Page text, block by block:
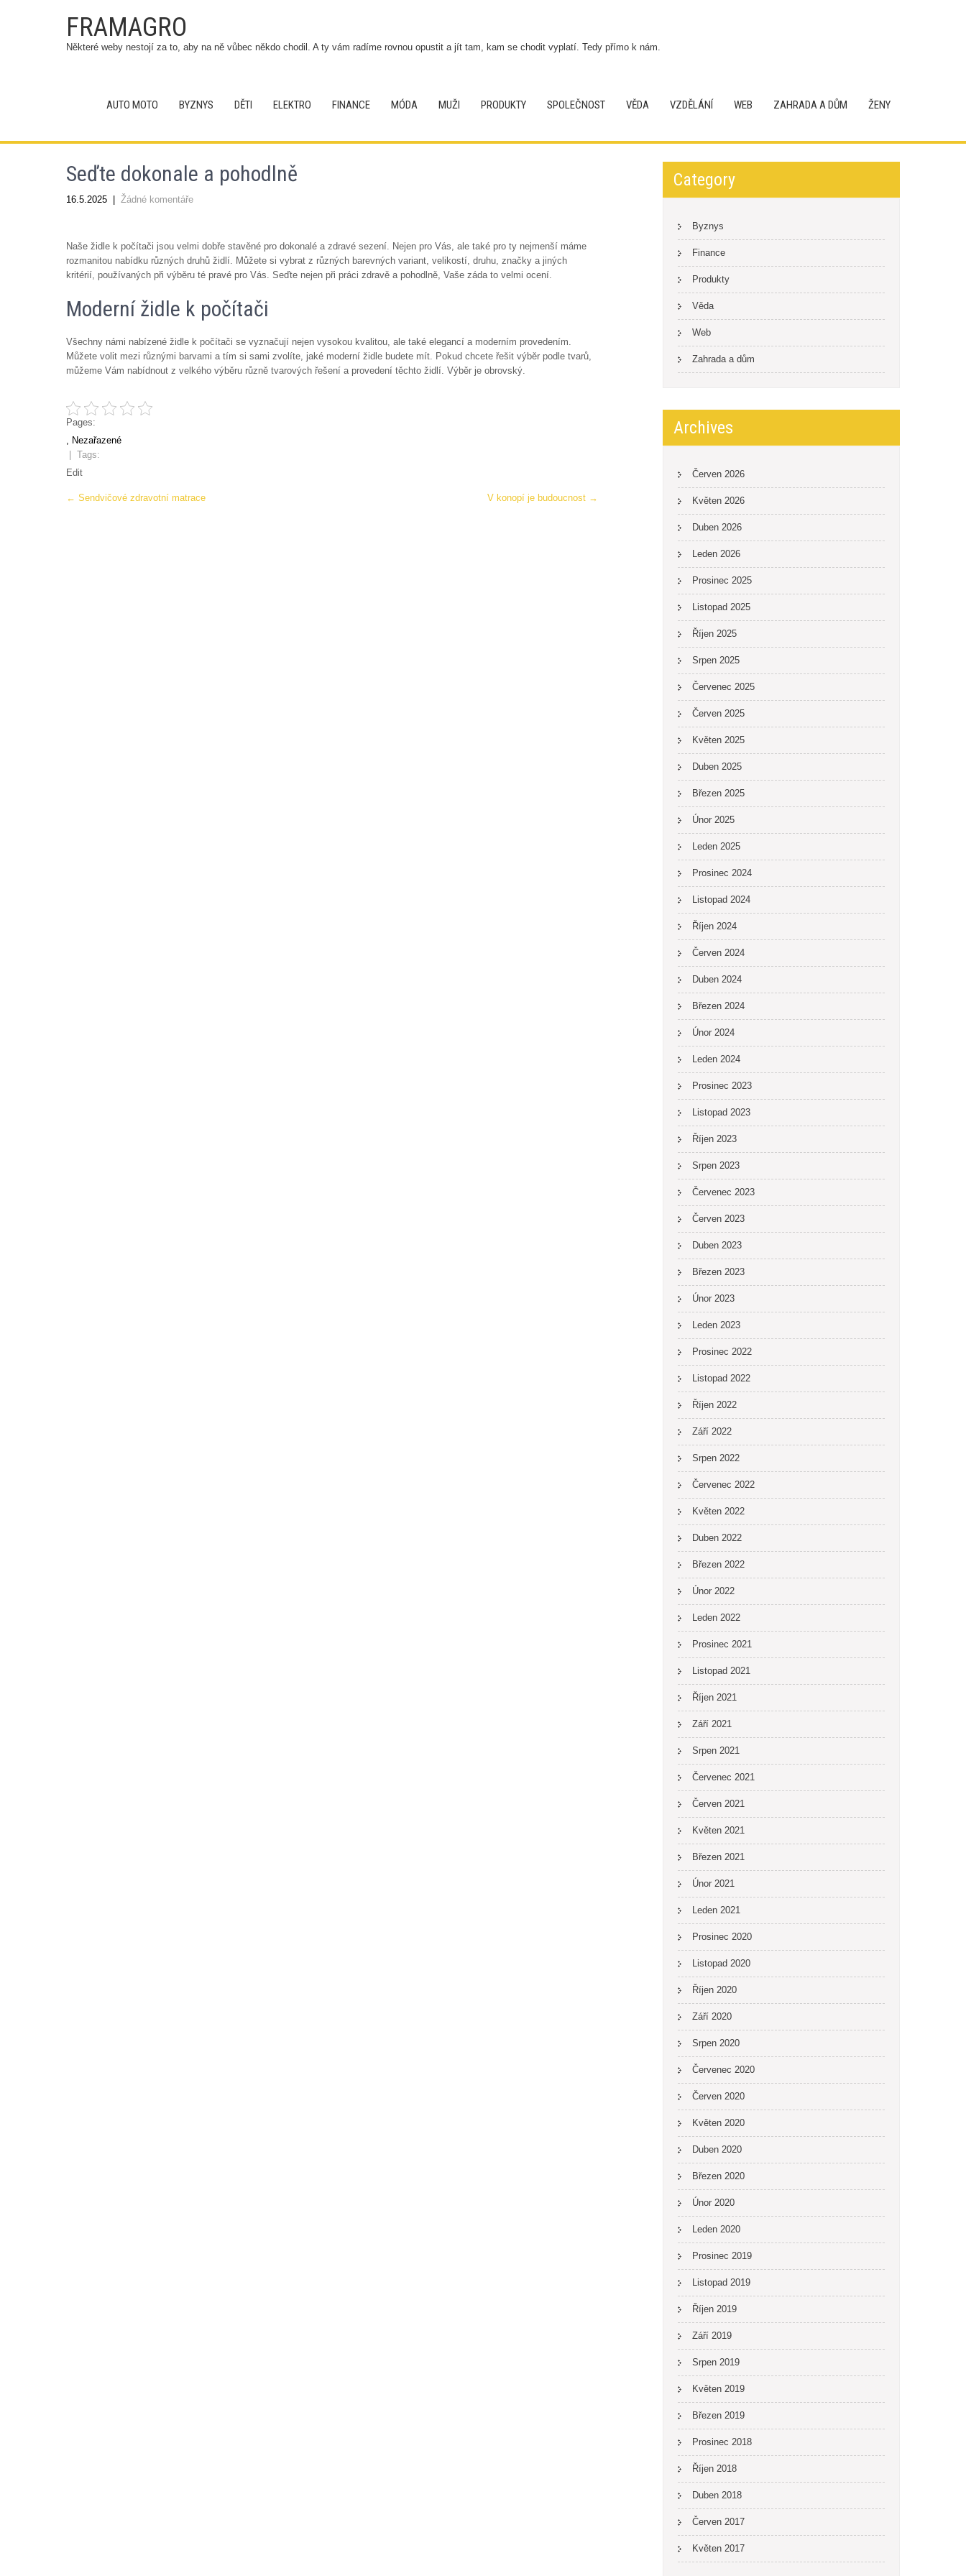
FRAMAGRO
Některé weby nestojí za to, aby na ně vůbec někdo chodil. A ty vám radíme rovnou opustit a jít tam, kam se chodit vyplatí. Tedy přímo k nám.
AUTO MOTO BYZNYS DĚTI ELEKTRO FINANCE MÓDA MUŽI PRODUKTY SPOLEČNOST VĚDA VZDĚLÁNÍ WEB ZAHRADA A DŮM ŽENY
Seďte dokonale a pohodlně
16.5.2025 Žádné komentáře
Naše židle k počítači jsou velmi dobře stavěné pro dokonalé a zdravé sezení. Nejen pro Vás, ale také pro ty nejmenší máme
rozmanitou nabídku různých druhů židlí. Můžete si vybrat z různých barevných variant, velikostí, druhu, značky a jiných
kritérií, používaných při výběru té pravé pro Vás. Seďte nejen při práci zdravě a pohodlně, Vaše záda to velmi ocení.
Moderní židle k počítači
Všechny námi nabízené židle k počítači se vyznačují nejen vysokou kvalitou, ale také elegancí a moderním provedením.
Můžete volit mezi různými barvami a tím si sami zvolíte, jaké moderní židle budete mít. Pokud chcete řešit výběr podle tvarů,
můžeme Vám nabídnout z velkého výběru různě tvarových řešení a provedení těchto židlí. Výběr je obrovský.
Pages:
, Nezařazené
| Tags:
Edit
Post
← Sendvičové zdravotní matrace V konopí je budoucnost →
Category
Byznys
Finance
Produkty
Věda
Web
Zahrada a dům
Archives
Červen 2026
Květen 2026
Duben 2026
Leden 2026
Prosinec 2025
Listopad 2025
Říjen 2025
Srpen 2025
Červenec 2025
Červen 2025
Květen 2025
Duben 2025
Březen 2025
Únor 2025
Leden 2025
Prosinec 2024
Listopad 2024
Říjen 2024
Červen 2024
Duben 2024
Březen 2024
Únor 2024
Leden 2024
Prosinec 2023
Listopad 2023
Říjen 2023
Srpen 2023
Červenec 2023
Červen 2023
Duben 2023
Březen 2023
Únor 2023
Leden 2023
Prosinec 2022
Listopad 2022
Říjen 2022
Září 2022
Srpen 2022
Červenec 2022
Květen 2022
Duben 2022
Březen 2022
Únor 2022
Leden 2022
Prosinec 2021
Listopad 2021
Říjen 2021
Září 2021
Srpen 2021
Červenec 2021
Červen 2021
Květen 2021
Březen 2021
Únor 2021
Leden 2021
Prosinec 2020
Listopad 2020
Říjen 2020
Září 2020
Srpen 2020
Červenec 2020
Červen 2020
Květen 2020
Duben 2020
Březen 2020
Únor 2020
Leden 2020
Prosinec 2019
Listopad 2019
Říjen 2019
Září 2019
Srpen 2019
Květen 2019
Březen 2019
Prosinec 2018
Říjen 2018
Duben 2018
Červen 2017
Květen 2017